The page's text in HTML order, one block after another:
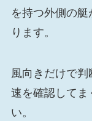
を持つ外側の
ります。
風向きだけで
速を確認してま
い。